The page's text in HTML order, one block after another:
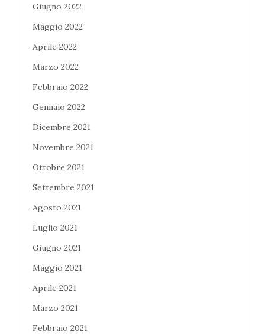
Giugno 2022
Maggio 2022
Aprile 2022
Marzo 2022
Febbraio 2022
Gennaio 2022
Dicembre 2021
Novembre 2021
Ottobre 2021
Settembre 2021
Agosto 2021
Luglio 2021
Giugno 2021
Maggio 2021
Aprile 2021
Marzo 2021
Febbraio 2021